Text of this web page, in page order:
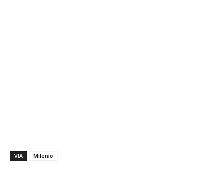
VIA Milenio